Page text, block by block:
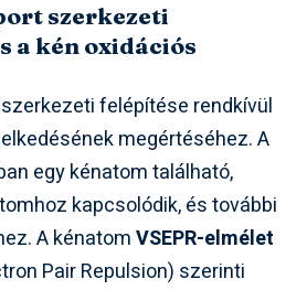
szerkezeti
a kén oxidációs
szerkezeti felépítése rendkívül
megértéséhez. A
egy kénatom található,
kapcsolódik, és további
A kénatomVSEPR-elmélet
Pair Repulsion) szerinti